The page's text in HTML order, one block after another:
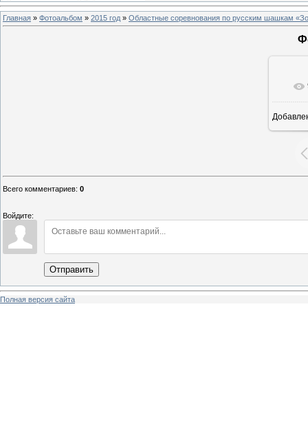
Главная » Фотоальбом » 2015 год » Областные соревнования по русским шашкам
Всего комментариев: 0
Войдите:
Отправить
Полная версия сайта